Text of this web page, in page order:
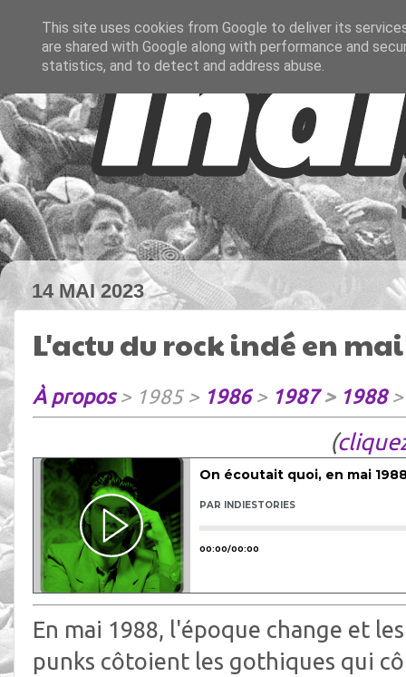
14 MAI 2023
L'actu du rock indé en
À propos> 1985 > 1986 > 1987> 1988>
(
En mai 1988, l'époque change et
punks côtoient les gothiques qui
This site uses cookies from Google to deliver its
are shared with Google along with performance and
statistics, and to detect and address abuse.